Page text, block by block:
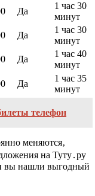
Да
1 час 30
минут
Да
1 час 30
минут
Да
1 час 40
минут
Да
1 час 35
минут
телефон
меняются‚
на Туту․ру
вы нашли выгодный